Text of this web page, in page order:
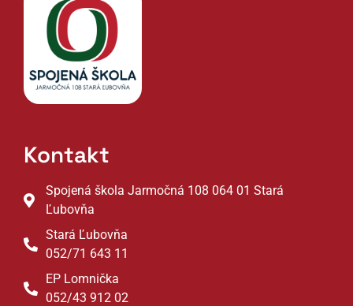
Kontakt
Spojená škola Jarmočná 108 064 01 Stará
Ľubovňa
Stará Ľubovňa
052/71 643 11
EP Lomnička
052/43 912 02